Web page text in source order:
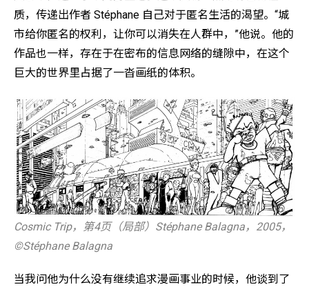
质，传递出作者 Stéphane 自己对于匿名生活的渴望。“城
市给你匿名的权利，让你可以消失在人群中，”他说。他的
作品也一样，存在于在密布的信息网络的缝隙中，在这个
巨大的世界里占据了一沓画纸的体积。
Cosmic Trip，第4页（局部）Stéphane Balagna，2005，
©️Stéphane Balagna
当我问他为什么没有继续追求漫画事业的时候，他谈到了